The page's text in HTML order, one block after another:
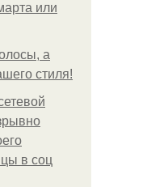
или
а
стиля!
в соц